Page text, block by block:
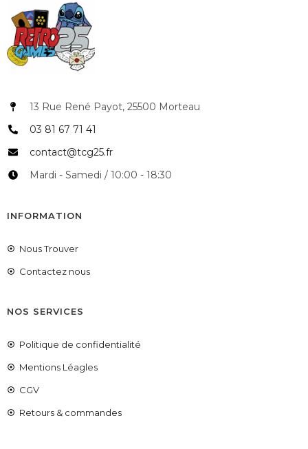
13 Rue René Payot, 25500 Morteau
03 81 67 71 41
contact@tcg25.fr
Mardi - Samedi / 10:00 - 18:30
INFORMATION
Nous Trouver
Contactez nous
NOS SERVICES
Politique de confidentialité
Mentions Léagles
CGV
Retours & commandes